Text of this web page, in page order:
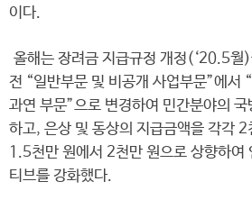
이다.
올해는 장려금 지급규정 개정(‘20.5월
전 “일반부문 및 비공개 사업부문”에서
과연 부문”으로 변경하여 민간분야의
하고, 은상 및 동상의 지급금액을 각각
1.5천만 원에서 2천만 원으로 상향하여
티브를 강화했다.